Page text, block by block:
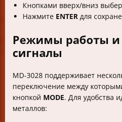
Кнопками вверх/вниз
Нажмите ENTER для
Режимы работы и
сигналы
MD-3028 поддерживает
переключение между
кнопкой MODE. Для удобства
металлов: